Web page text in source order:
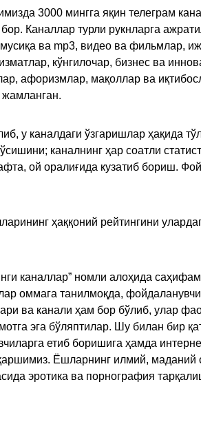
3000 мингга яқин телеграм
Каналлар турли рукнларга
ва mp3, видео ва фильмлар,
кўнгилочар, бизнес ва
афоризмлар, мақоллар ва
жамланган.
у каналдаги ўзгаришлар ҳақида
каналнинг ҳар соатли
ой оралиғида кузатиб бориш.
ҳаққоний рейтингини
каналлар” номли алоҳида
оммага танилмоқда,
ва канали ҳам бор бўлиб, улар
эга бўляптилар. Шу билан бир
етиб боришига ҳамда
Ёшларнинг илмий,
эротика ва порнография